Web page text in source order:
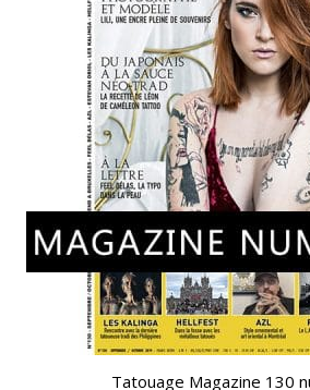
Tatouage Magazine 130